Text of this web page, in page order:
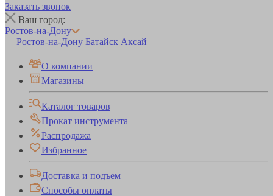
Заказать звонок
Ваш город:
Ростов-на-Дону
Ростов-на-Дону Батайск Аксай
О компании
Магазины
Каталог товаров
Прокат инструмента
Распродажа
Избранное
Доставка и подъем
Способы оплаты